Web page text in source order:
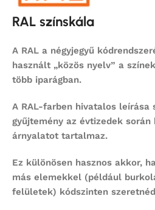
RAL színskála
A RAL a négyjegyű
használt „közös nyelv” a
több iparágban.
A RAL-farben hivatalos leírása
gyűjtemény az évtizedek során
árnyalatot tartalmaz.
Ez különösen hasznos akkor,
más elemekkel (például
felületek) kódszinten